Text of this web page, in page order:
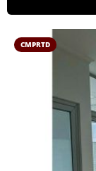
CMPRTD